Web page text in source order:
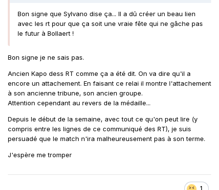
Bon signe que Sylvano dise ça... Il a dû créer un beau lien
avec les rt pour que ça soit une vraie fête qui ne gâche pas
le futur à Bollaert !
Bon signe je ne sais pas.
Ancien Kapo dess RT comme ça a été dit. On va dire qu'il a
encore un attachement. En faisant ce relai il montre l'attachement
à son ancienne tribune, son ancien groupe.
Attention cependant au revers de la médaille...
Depuis le début de la semaine, avec tout ce qu'on peut lire (y
compris entre les lignes de ce communiqué des RT), je suis
persuadé que le match n'ira malheureusement pas à son terme.
J'espère me tromper
1